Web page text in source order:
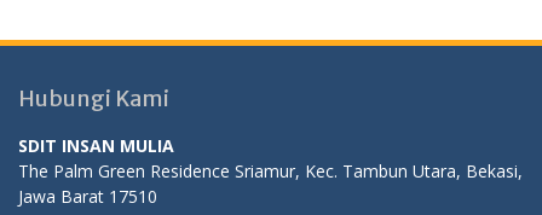
Hubungi Kami
SDIT INSAN MULIA
The Palm Green Residence Sriamur, Kec. Tambun Utara, Bekasi,
Jawa Barat 17510